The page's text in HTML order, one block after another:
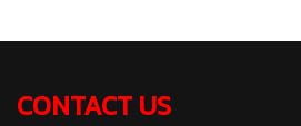
CONTACT US